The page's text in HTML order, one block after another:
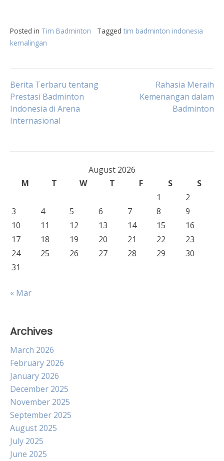
Posted in Tim Badminton Tagged tim badminton indonesia
kemalingan
Post
navigation
Berita Terbaru tentang
Prestasi Badminton
Indonesia di Arena
Internasional
Rahasia Meraih
Kemenangan dalam
Badminton
August 2026
M
T W T F S
S
1
2
3
4 5 6 7 8
9
10
11 12 13 14 15
16
17
18 19 20 21 22
23
24
25 26 27 28 29
30
31
« Mar
Archives
March 2026
February 2026
January 2026
December 2025
November 2025
September 2025
August 2025
July 2025
June 2025